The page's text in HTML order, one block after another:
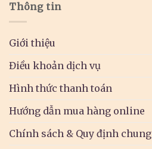
Thông tin
Giới thiệu
Điều khoản dịch vụ
Hình thức thanh toán
Hướng dẫn mua hàng online
Chính sách & Quy định chung